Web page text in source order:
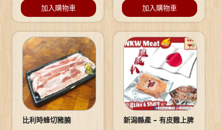
加入購物車 加入購物車
比利時蜂切豬腩 新潟縣產 – 有皮雞上脾